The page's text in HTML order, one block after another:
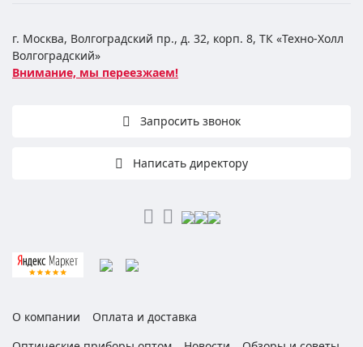
г. Москва, Волгоградский пр., д. 32, корп. 8, ТК «Техно-Холл
Волгоградский»
Внимание, мы переезжаем!
Запросить звонок
Написать директору
О компании
Оплата и доставка